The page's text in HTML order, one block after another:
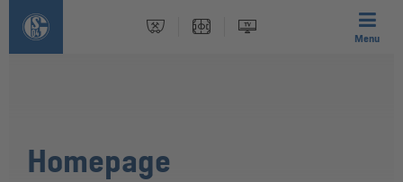
Menu
Homepage